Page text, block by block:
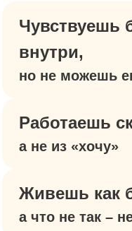
Чувствуешь
внутри,
но не можешь
Работаешь
а не из «хочу»
Живешь как
а что не так –